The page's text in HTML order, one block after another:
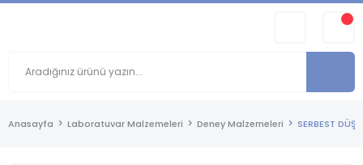
Anasayfa Laboratuvar Malzemeleri Deney Malzemeleri SERBEST